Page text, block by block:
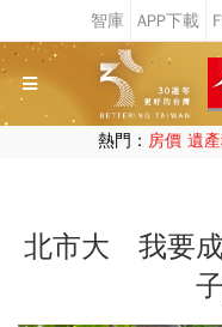
熱門： 房價 遺
北市大 我要成